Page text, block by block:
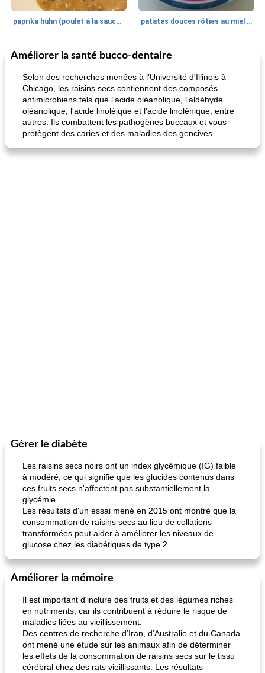
paprika huhn (poulet à la sauce paprika). patates douces rôties au miel / kumara
25min
Petit déjeuner et brunch Viande et volaille
Améliorer la santé bucco-dentaire
Selon des recherches menées à l'Université d'Illinois à
Chicago, les raisins secs contiennent des composés
antimicrobiens tels que l'acide oléanolique, l'aldéhyde
oléanolique, l'acide linoléique et l'acide linolénique, entre
autres. Ils combattent les pathogènes buccaux et vous
protègent des caries et des maladies des gencives.
Gérer le diabète
Les raisins secs noirs ont un index glycémique (IG) faible
à modéré, ce qui signifie que les glucides contenus dans
ces fruits secs n'affectent pas substantiellement la
glycémie.
Les résultats d'un essai mené en 2015 ont montré que la
consommation de raisins secs au lieu de collations
transformées peut aider à améliorer les niveaux de
glucose chez les diabétiques de type 2.
Améliorer la mémoire
Il est important d'inclure des fruits et des légumes riches
en nutriments, car ils contribuent à réduire le risque de
maladies liées au vieillissement.
Des centres de recherche d’Iran, d’Australie et du Canada
ont mené une étude sur les animaux afin de déterminer
les effets de la consommation de raisins secs sur le tissu
cérébral chez des rats vieillissants. Les résultats